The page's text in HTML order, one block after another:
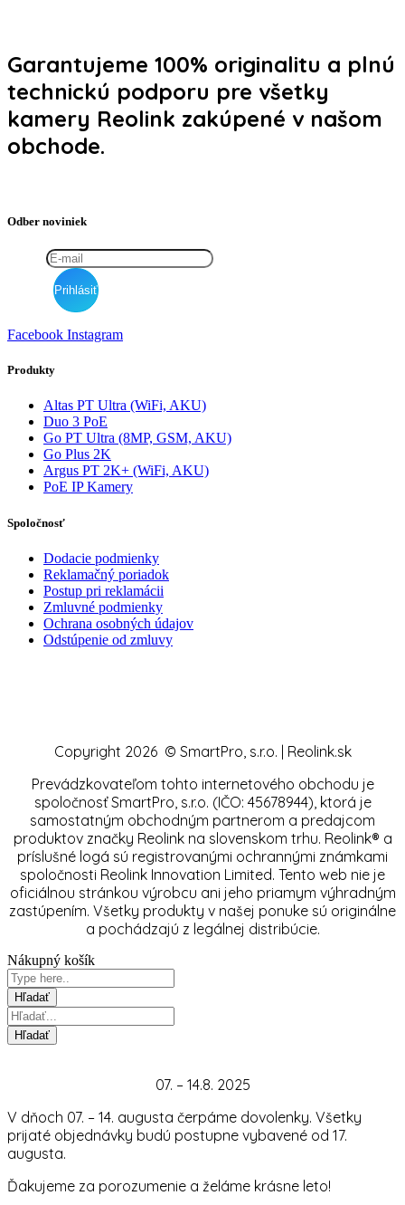
Garantujeme 100% originalitu a plnú
technickú podporu pre všetky
kamery Reolink zakúpené v našom
obchode.
Odber noviniek
Facebook Instagram
Produkty
Altas PT Ultra (WiFi, AKU)
Duo 3 PoE
Go PT Ultra (8MP, GSM, AKU)
Go Plus 2K
Argus PT 2K+ (WiFi, AKU)
PoE IP Kamery
Spoločnosť
Dodacie podmienky
Reklamačný poriadok
Postup pri reklamácii
Zmluvné podmienky
Ochrana osobných údajov
Odstúpenie od zmluvy
Copyright 2026 © SmartPro, s.r.o. | Reolink.sk
Prevádzkovateľom tohto internetového obchodu je
spoločnosť SmartPro, s.r.o. (IČO: 45678944), ktorá je
samostatným obchodným partnerom a predajcom
produktov značky Reolink na slovenskom trhu. Reolink® a
príslušné logá sú registrovanými ochrannými známkami
spoločnosti Reolink Innovation Limited. Tento web nie je
oficiálnou stránkou výrobcu ani jeho priamym výhradným
zastúpením. Všetky produkty v našej ponuke sú originálne
a pochádzajú z legálnej distribúcie.
Nákupný košík
07. – 14.8. 2025
V dňoch 07. – 14. augusta čerpáme dovolenky. Všetky
prijaté objednávky budú postupne vybavené od 17.
augusta.
Ďakujeme za porozumenie a želáme krásne leto!